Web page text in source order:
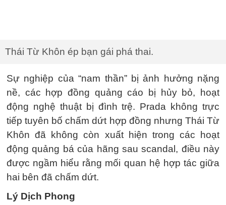
Thái Từ Khôn ép bạn gái phá thai.
Sự nghiệp của “nam thần” bị ảnh hưởng nặng
nề, các hợp đồng quảng cáo bị hủy bỏ, hoạt
động nghệ thuật bị đình trệ. Prada không trực
tiếp tuyên bố chấm dứt hợp đồng nhưng Thái Từ
Khôn đã không còn xuất hiện trong các hoạt
động quảng bá của hãng sau scandal, điều này
được ngầm hiểu rằng mối quan hệ hợp tác giữa
hai bên đã chấm dứt.
Lý Dịch Phong